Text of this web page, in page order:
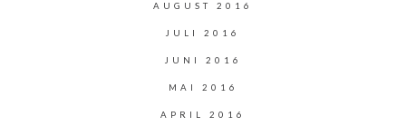
AUGUST 2016
JULI 2016
JUNI 2016
MAI 2016
APRIL 2016